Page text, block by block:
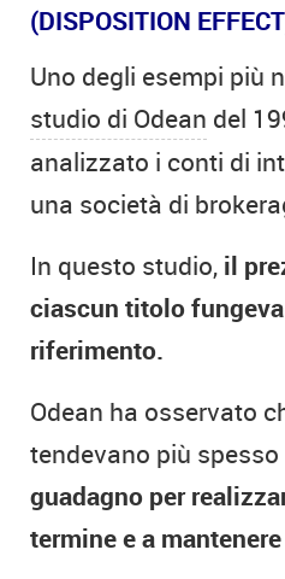
(DISPOSITION
Uno degli esempi più
studio di Odean del
analizzato i conti di
una società di
In questo studio, il
ciascun titolo
riferimento.
Odean ha osservato
tendevano più spesso
guadagno per
termine e a